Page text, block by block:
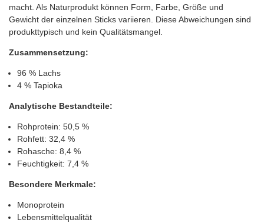
macht. Als Naturprodukt können Form, Farbe, Größe und
Gewicht der einzelnen Sticks variieren. Diese Abweichungen sind
produkttypisch und kein Qualitätsmangel.
Zusammensetzung:
96 % Lachs
4 % Tapioka
Analytische Bestandteile:
Rohprotein: 50,5 %
Rohfett: 32,4 %
Rohasche: 8,4 %
Feuchtigkeit: 7,4 %
Besondere Merkmale:
Monoprotein
Lebensmittelqualität